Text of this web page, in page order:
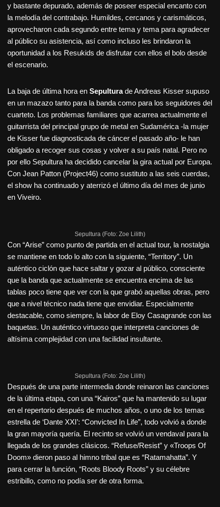
y bastante depurado, además de poseer especial encanto con
la melodía del contrabajo. Humildes, cercanos y carismáticos,
aprovecharon cada segundo entre tema y tema para agradecer
al público su asistencia, así como incluso les brindaron la
oportunidad a los Resukids de disfrutar con ellos el bolo desde
el escenario.
La baja de última hora en Sepulturade Andreas Kisser supuso
en un mazazo tanto para la banda como para los seguidores del
cuarteto. Los problemas familiares que acarrea actualmente el
guitarrista del principal grupo de metal en Sudamérica -la mujer
de Kisser fue diagnosticada de cáncer el pasado año- le han
obligado a recoger sus cosas y volver a su país natal. Pero no
por ello Sepultura ha decidido cancelar la gira actual por Europa.
Con Jean Patton (Project46) como sustituto a las seis cuerdas,
el show ha continuado y aterrizó el último día del mes de junio
en Viveiro.
Sepultura (Foto: Zoe Lilith)
Con “Arise” como punto de partida en el actual tour, la nostalgia
se mantiene en todo lo alto con la siguiente, “Territory”. Un
auténtico ciclón que hace saltar y gozar al público, consciente
que la banda que actualmente se encuentra encima de las
tablas poco tiene que ver con la que grabó aquellas obras, pero
que a nivel técnico nada tiene que envidiar. Especialmente
destacable, como siempre, la labor de Eloy Casagrande con las
baquetas. Un auténtico virtuoso que interpreta canciones de
altísima complejidad con una facilidad insultante.
Sepultura (Foto: Zoe Lilith)
Después de una parte intermedia donde reinaron las canciones
de la última etapa, con una “Kairos” que ha mantenido su lugar
en el repertorio después de muchos años, o uno de los temas
estrella de ‘Dante XXI’: “Convicted In Life”, todo volvió a donde
la gran mayoría quería. El recinto se volvió un vendaval para la
llegada de los grandes clásicos. “Refuse/Resist” y «Troops Of
Doom» dieron paso al himno tribal que es “Ratamahatta”. Y
para cerrar la función, “Roots Bloody Roots” y su célebre
estribillo, como no podía ser de otra forma.